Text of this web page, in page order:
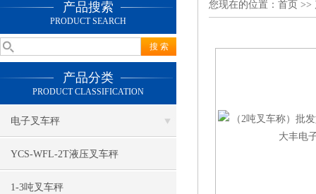
产品搜索
PRODUCT SEARCH
产品分类
PRODUCT CLASSIFICATION
电子叉车秤
YCS-WFL-2T液压叉车秤
1-3吨叉车秤
您现在的位置： 首页 >>